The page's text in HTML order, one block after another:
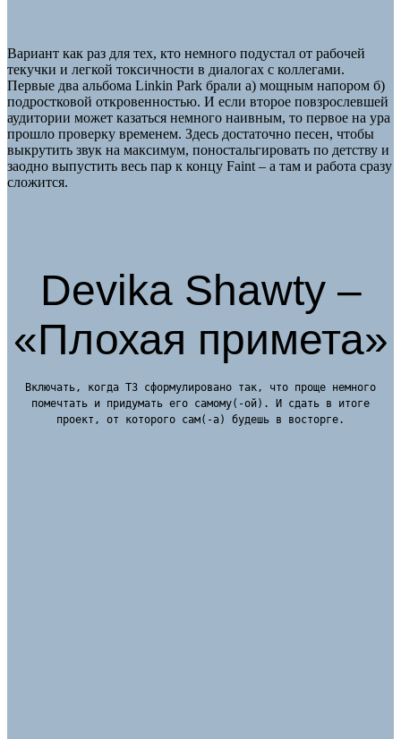
Вариант как раз для тех, кто немного подустал от рабочей
текучки и легкой токсичности в диалогах с коллегами.
Первые два альбома Linkin Park брали а) мощным напором б)
подростковой откровенностью. И если второе повзрослевшей
аудитории может казаться немного наивным, то первое на ура
прошло проверку временем. Здесь достаточно песен, чтобы
выкрутить звук на максимум, поностальгировать по детству и
заодно выпустить весь пар к концу Faint – а там и работа сразу
сложится.
Devika Shawty –
«Плохая примета»
Включать, когда ТЗ сформулировано так, что проще немного
помечтать и придумать его самому(-ой). И сдать в итоге
проект, от которого сам(-а) будешь в восторге.